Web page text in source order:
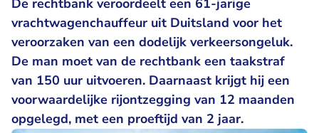
De rechtbank veroordeelt een 61-jarige
vrachtwagenchauffeur uit Duitsland voor het
veroorzaken van een dodelijk verkeersongeluk.
De man moet van de rechtbank een taakstraf
van 150 uur uitvoeren. Daarnaast krijgt hij een
voorwaardelijke rijontzegging van 12 maanden
opgelegd, met een proeftijd van 2 jaar.